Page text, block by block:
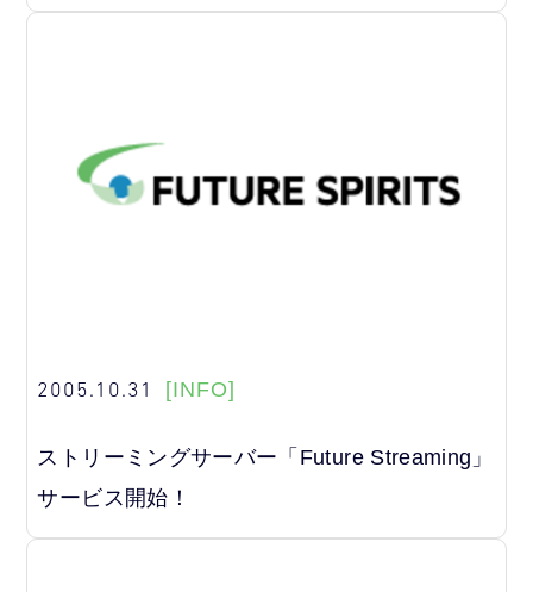
2005.10.31 [INFO]
ストリーミングサーバー「Future Streaming」
サービス開始！